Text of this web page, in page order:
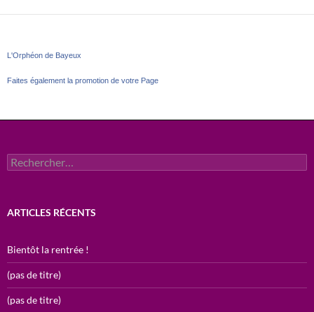
L'Orphéon de Bayeux
Faites également la promotion de votre Page
Rechercher :
ARTICLES RÉCENTS
Bientôt la rentrée !
(pas de titre)
(pas de titre)